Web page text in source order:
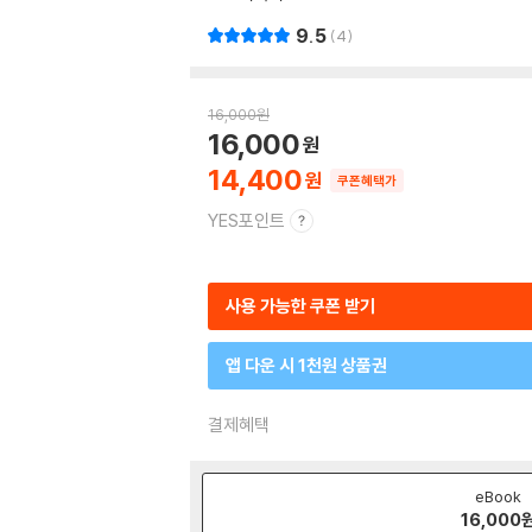
9.5 4
16,000원
14,400
16,000
쿠폰혜택가
YES포인트
사용 가능한 쿠폰 받기
앱 다운 시 1천원 상품권
결제혜택
eBook
16,000